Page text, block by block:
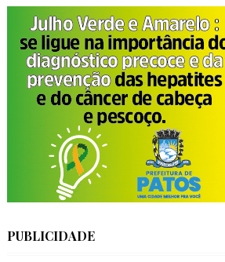
PUBLICIDADE